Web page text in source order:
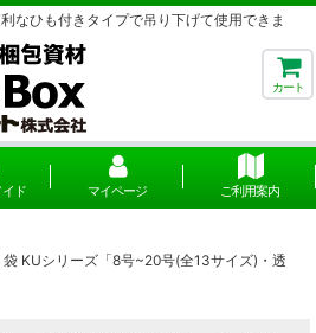
なひも付きタイプで吊り下げて使用できま
カート
ド マイページ ご利用案内
KUシリーズ「8号~20号(全13サイズ)・透